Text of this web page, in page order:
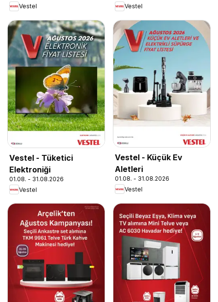
Vestel
Vestel
Vestel - Tüketici
Elektroniği
01.08. - 31.08.2026
Vestel
Vestel - Küçük Ev
Aletleri
01.08. - 31.08.2026
Vestel